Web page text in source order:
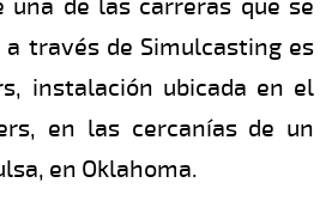
una de las carreras que se
través de Simulcasting es
instalación ubicada en el
en las cercanías de un
en Oklahoma.